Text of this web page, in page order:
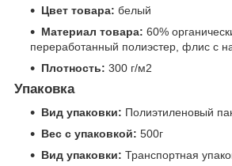
Цвет товара: белый
Материал товара: 60%
переработанный полиэстер, флис с
Плотность: 300 г/м2
Упаковка
Вид упаковки: Полиэтиленовый
Вес с упаковкой: 500г
Вид упаковки: Транспортная